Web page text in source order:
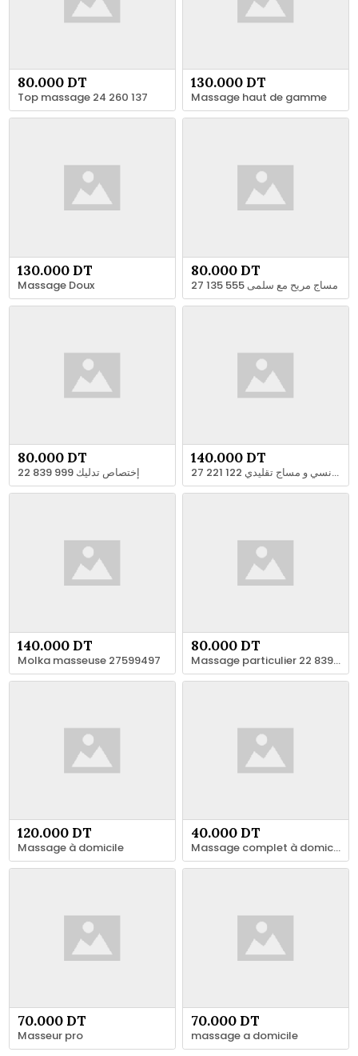
80.000 DT
Top massage 24 260 137
130.000 DT
Massage haut de gamme
130.000 DT
Massage Doux
80.000 DT
مساج مريح مع سلمى 555 135 27
80.000 DT
إختصاص تدليك 999 839 22
140.000 DT
حمام تونسي و مساج تقليدي 122 221 27
140.000 DT
Molka masseuse 27599497
80.000 DT
Massage particulier 22 839 999
120.000 DT
Massage à domicile
40.000 DT
Massage complet à domicile ????????
70.000 DT
Masseur pro
70.000 DT
massage a domicile